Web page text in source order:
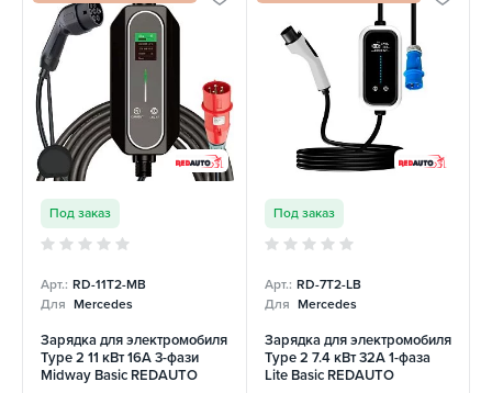
Под заказ
Арт.: RD-11T2-MB
Для Mercedes
Зарядка для электромобиля
Type 2 11 кВт 16A 3-фази
Midway Basic REDAUTO
Под заказ
Арт.: RD-7T2-LB
Для Mercedes
Зарядка для электромобиля
Type 2 7.4 кВт 32А 1-фаза
Lite Basic REDAUTO